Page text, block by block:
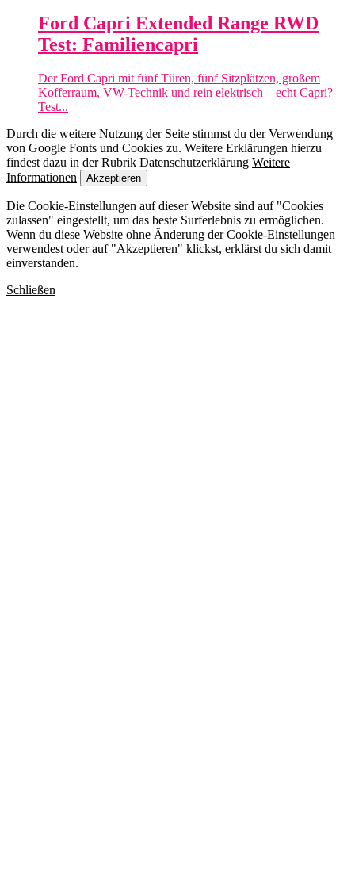
Ford Capri Extended Range RWD
Test: Familiencapri
Der Ford Capri mit fünf Türen, fünf Sitzplätzen, großem
Kofferraum, VW-Technik und rein elektrisch – echt Capri?
Test...
Durch die weitere Nutzung der Seite stimmst du der Verwendung
von Google Fonts und Cookies zu. Weitere Erklärungen hierzu
findest dazu in der Rubrik Datenschutzerklärung Weitere
Informationen
Akzeptieren
Die Cookie-Einstellungen auf dieser Website sind auf "Cookies
zulassen" eingestellt, um das beste Surferlebnis zu ermöglichen.
Wenn du diese Website ohne Änderung der Cookie-Einstellungen
verwendest oder auf "Akzeptieren" klickst, erklärst du sich damit
einverstanden.
Schließen